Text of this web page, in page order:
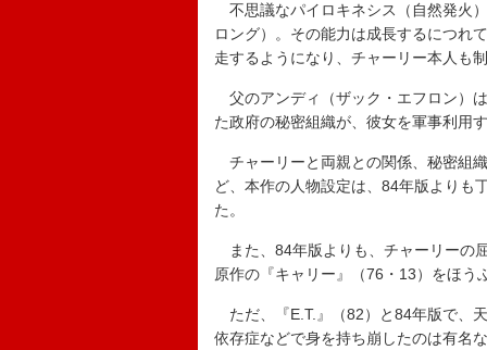
不思議なパイロキネシス（自然発火
ロング）。その能力は成長するにつれ
走するようになり、チャーリー本人も
父のアンディ（ザック・エフロン）
た政府の秘密組織が、彼女を軍事利用
チャーリーと両親との関係、秘密組
ど、本作の人物設定は、84年版よりも
た。
また、84年版よりも、チャーリーの
原作の『キャリー』（76・13）をほう
ただ、『E.T.』（82）と84年版で、
依存症などで身を持ち崩したのは有名